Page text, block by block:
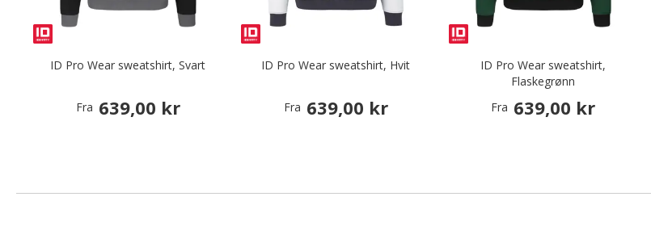
ID Pro Wear sweatshirt, Svart
Fra 639,00 kr
ID Pro Wear sweatshirt, Hvit
Fra 639,00 kr
ID Pro Wear sweatshirt,
Flaskegrønn
Fra 639,00 kr